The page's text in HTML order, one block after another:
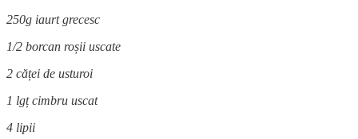
250g iaurt grecesc
1/2 borcan roșii uscate
2 căței de usturoi
1 lgț cimbru uscat
4 lipii